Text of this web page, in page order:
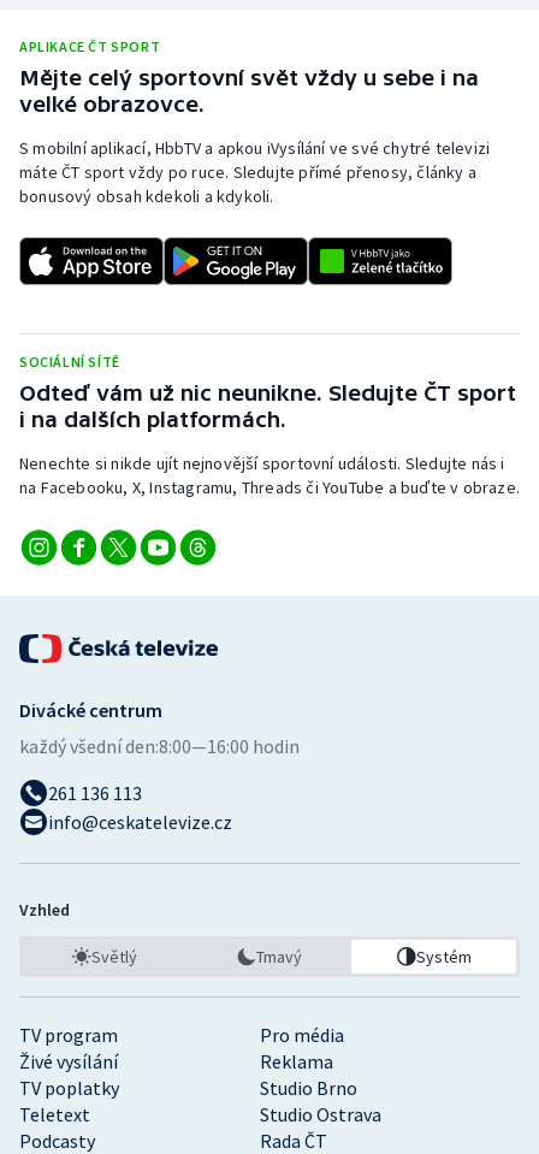
APLIKACE ČT SPORT
Mějte celý sportovní svět vždy u sebe i na
velké obrazovce.
S mobilní aplikací, HbbTV a apkou iVysílání ve své chytré televizi
máte ČT sport vždy po ruce. Sledujte přímé přenosy, články a
bonusový obsah kdekoli a kdykoli.
SOCIÁLNÍ SÍTĚ
Odteď vám už nic neunikne. Sledujte ČT sport
i na dalších platformách.
Nenechte si nikde ujít nejnovější sportovní události. Sledujte nás i
na Facebooku, X, Instagramu, Threads či YouTube a buďte v obraze.
TV program
Pro média
Živé vysílání
Reklama
TV poplatky
Studio Brno
Teletext
Studio Ostrava
Podcasty
Rada ČT
Divácké centrum
každý všední den:8:00—16:00 hodin
261 136 113
info@ceskatelevize.cz
Vzhled
Světlý Tmavý Systém